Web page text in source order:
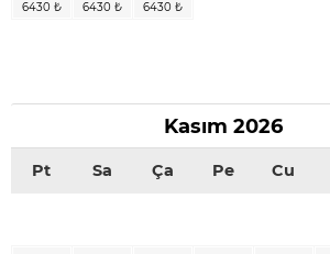
Kasım 2026
Pt Sa Ça Pe Cu